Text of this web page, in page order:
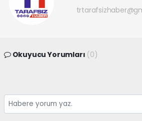
Okuyucu Yorumları (0)